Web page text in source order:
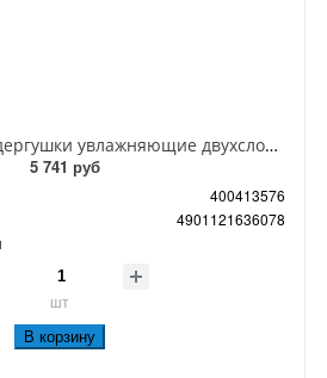
Nepia Салфетки-выдергушки увлажняющие двухслойные особомягкие 200 шт 3 упаковки
5 741 руб
400413576
4901121636078
шт
В корзину